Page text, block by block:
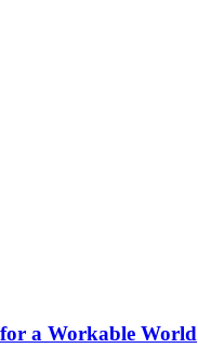
a Workable World